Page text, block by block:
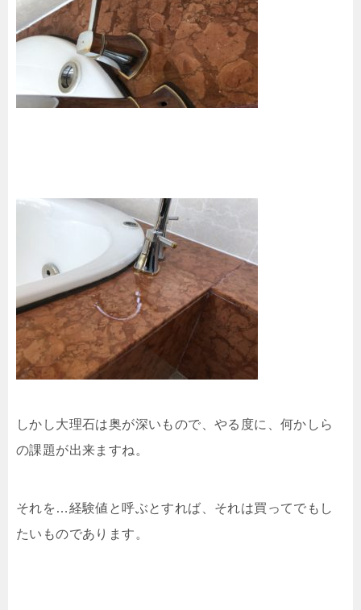
しかし大理石は奥が深いもので、やる度に、何かしら
の課題が出来ますね。
それを…経験値と呼ぶとすれば、それは買ってでもし
たいものであります。